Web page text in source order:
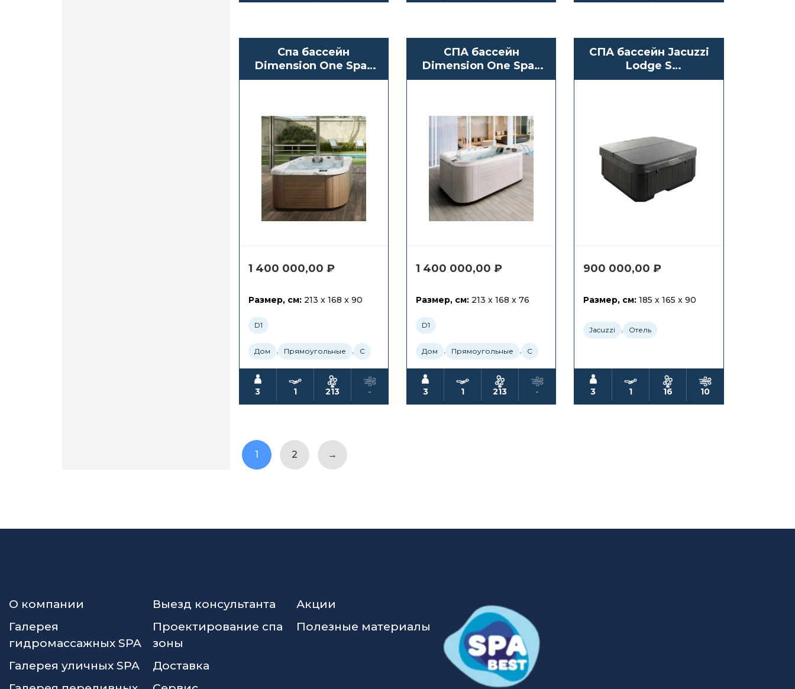
Спа бассейн
Dimension One Spas
Triad 36
1 400 000,00 ₽
Размер, см:213 x 168 x 90
D1
Дом , Прямоугольные , С
3 1 213 -
СПА бассейн
Dimension One Spas
Triad 30
1 400 000,00 ₽
Размер, см:213 x 168 x 76
D1
Дом , Прямоугольные , С
3 1 213 -
СПА бассейн Jacuzzi
Lodge S
Hydro+Blower
900 000,00₽
Размер, см: 185 x 165 x 90
Jacuzzi , Отель
3 1 16 10
1 2 →
О компании
Галерея
гидромассажных SPA
Галерея уличных SPA
Выезд консультанта
Проектирование спа
зоны
Доставка
Акции
Полезные материалы